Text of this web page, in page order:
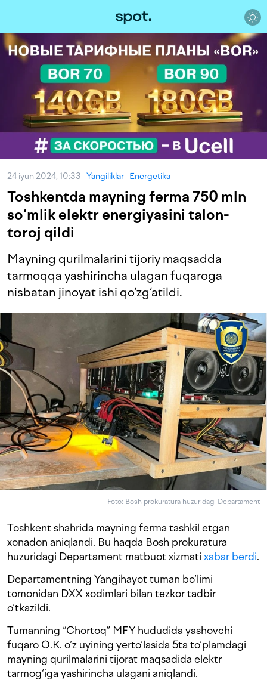
24 iyun 2024, 10:33 Yangiliklar Energetika
Toshkentda mayning ferma 750 mln
so‘mlik elektr energiyasini talon-
toroj qildi
Mayning qurilmalarini tijoriy maqsadda
tarmoqqa yashirincha ulagan fuqaroga
nisbatan jinoyat ishi qo‘zg‘atildi.
Foto: Bosh prokuratura huzuridagi Departament
Toshkent shahrida mayning ferma tashkil etgan
xonadon aniqlandi. Bu haqda Bosh prokuratura
huzuridagi Departament matbuot xizmati xabar berdi.
Departamentning Yangihayot tuman bo‘limi
tomonidan DXX xodimlari bilan tezkor tadbir
o‘tkazildi.
Tumanning “Chortoq” MFY hududida yashovchi
fuqaro O.K. o‘z uyining yerto‘lasida 5ta to‘plamdagi
mayning qurilmalarini tijorat maqsadida elektr
tarmog‘iga yashirincha ulagani aniqlandi.